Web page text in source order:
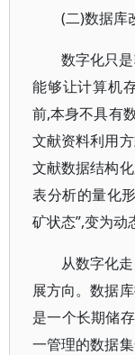
(二)数据库
数字化只
能够让计算机
前,本身不具有
文献资料利用
文献数据结构
表分析的量化
矿状态”,变为动
从数字化
展方向。数据
是一个长期储
一管理的数据